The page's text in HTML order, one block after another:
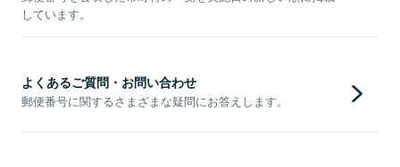
しています。
よくあるご質問・お問い合わせ
郵便番号に関するさまざまな疑問にお答えします。